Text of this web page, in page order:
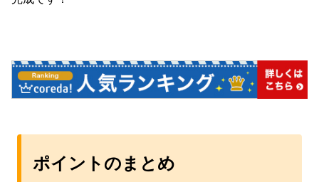
ポイントのまとめ